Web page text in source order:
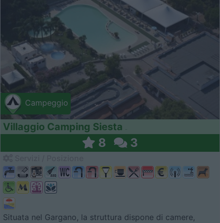
Campeggio
Villaggio Camping Siesta
8 3
Situata nel Gargano, la struttura dispone di camere,